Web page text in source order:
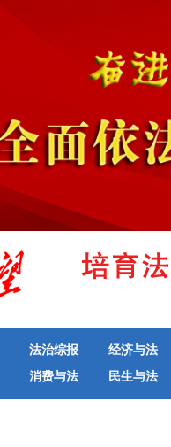
法治综报
经济与法
消费与法
民生与法